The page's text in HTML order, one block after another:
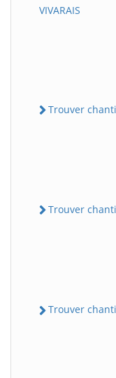
VIVARAIS
Trouver
Trouver
Trouver